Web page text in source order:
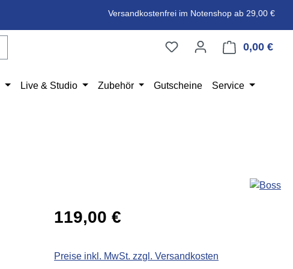
Versandkostenfrei im Notenshop ab 29,00 €
0,00 €
Live & Studio Zubehör Gutscheine Service
Regulärer Preis:
119,00 €
Preise inkl. MwSt. zzgl. Versandkosten